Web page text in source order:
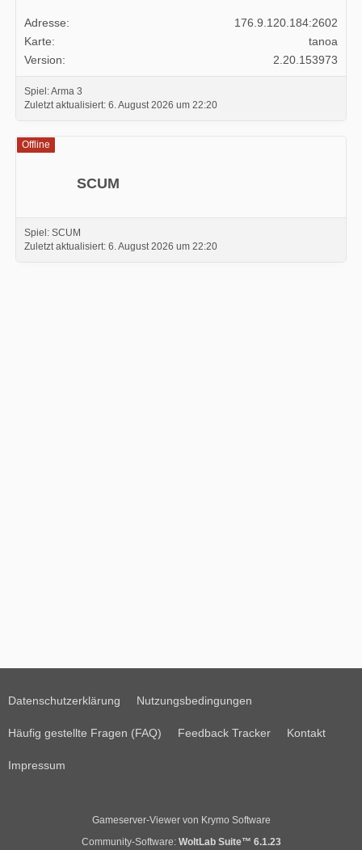
Adresse
176.9.120.184:2602
Karte
tanoa
Version
2.20.153973
Spiel: Arma 3
Zuletzt aktualisiert: 6. August 2026 um 22:20
Offline
SCUM
Spiel: SCUM
Zuletzt aktualisiert: 6. August 2026 um 22:20
Datenschutzerklärung Nutzungsbedingungen
Häufig gestellte Fragen (FAQ) Feedback Tracker Kontakt
Impressum
Gameserver-Viewer von Krymo Software
Community-Software: WoltLab Suite™ 6.1.23